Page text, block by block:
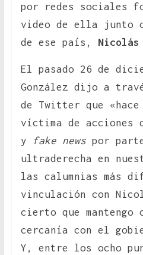
por redes sociales
video de ella junto
de ese país, Nicolás
El pasado 26 de
González dijo a
de Twitter que «hace
víctima de acciones
y
fake newspor
ultraderecha en
las calumnias más
vinculación con
cierto que mantengo
cercanía con el
Y, entre los ocho